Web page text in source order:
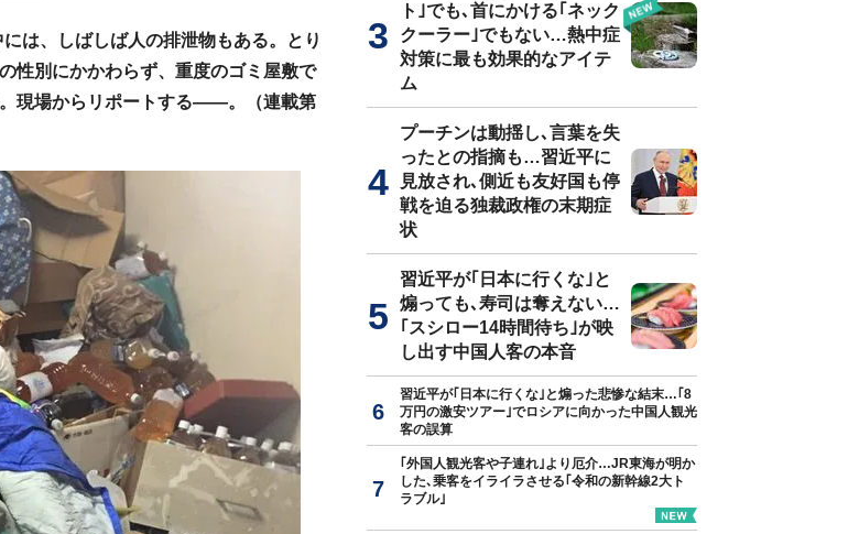
は、しばしば人の排泄物もある。とり
性別にかかわらず、重度のゴミ屋敷で
現場からリポートする――。（連載第
ト｣でも､首にかける｢ネック
クーラー｣でもない…熱中症
対策に最も効果的なアイテ
ム
プーチンは動揺し､言葉を失
ったとの指摘も…習近平に
見放され､側近も友好国も停
戦を迫る独裁政権の末期症
状
習近平が｢日本に行くな｣と
煽っても､寿司は奪えない…
｢スシロー14時間待ち｣が映
し出す中国人客の本音
習近平が｢日本に行くな｣と煽った悲惨な結末…｢8
万円の激安ツアー｣でロシアに向かった中国人観光
客の誤算
｢外国人観光客や子連れ｣より厄介…JR東海が明か
した､乗客をイライラさせる｢令和の新幹線2大ト
ラブル｣